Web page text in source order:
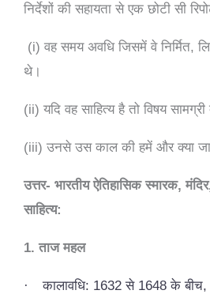
निर्देशों की सहायता से एक छोटी सी
(i) वह समय अवधि जिसमें वे निर्मित,
थे।
(ii) यदि वह साहित्य है तो विषय सामग्री
(iii) उनसे उस काल की हमें और क्या
उत्तर- भारतीय ऐतिहासिक स्मारक,
साहित्य:
1. ताज महल
·
कालावधि: 1632 से 1648 के बीच,